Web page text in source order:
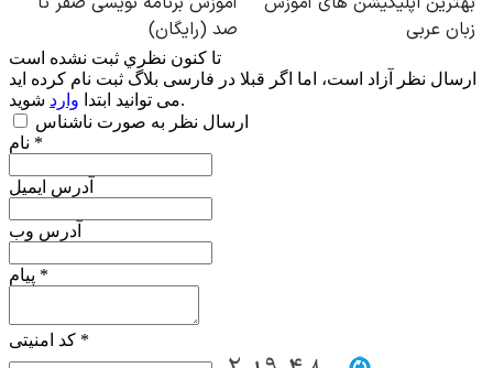
تا كنون نظري ثبت نشده است
ارسال نظر آزاد است، اما اگر قبلا در فارسی بلاگ ثبت نام کرده اید
می توانید ابتدا وارد
شوید.
ارسال نظر به صورت ناشناس
نام *
آدرس ایمیل
آدرس وب
پیام *
کد امنیتی *